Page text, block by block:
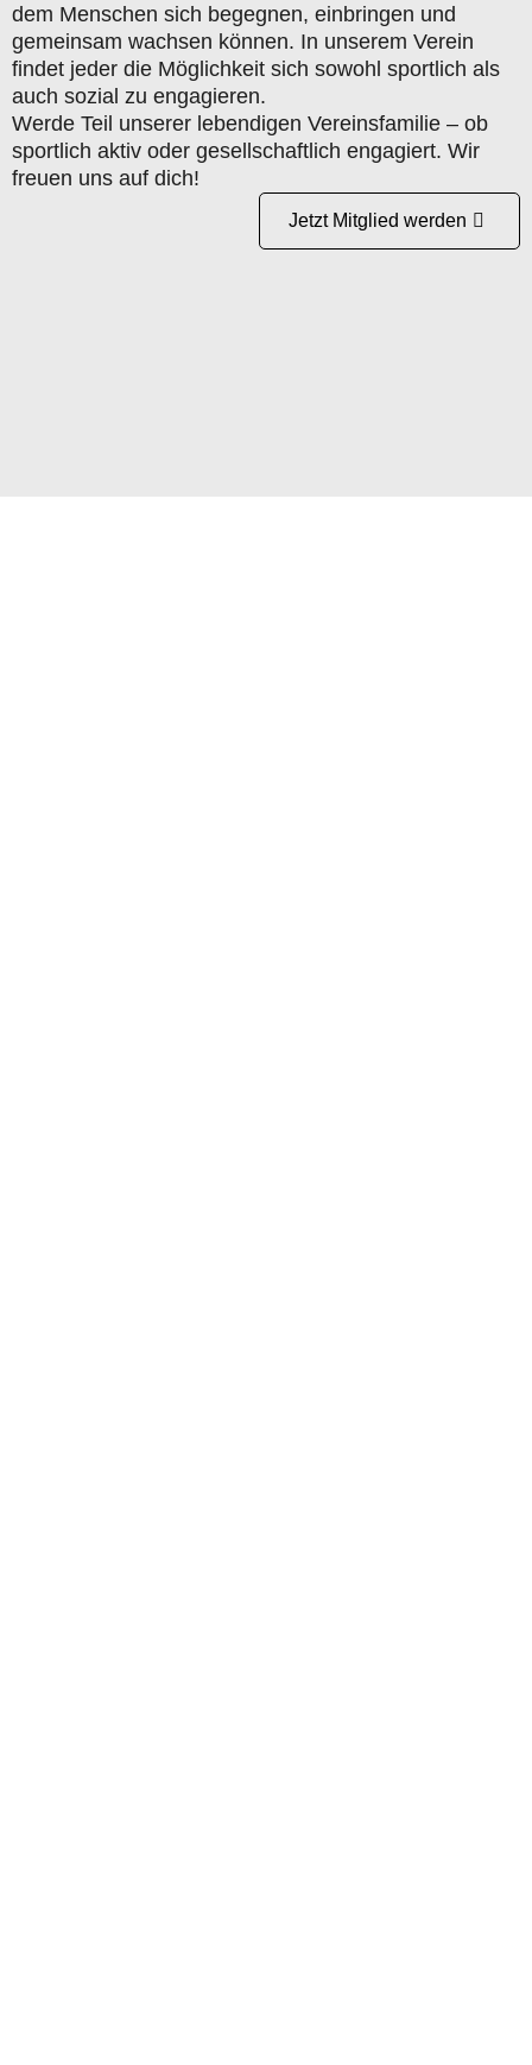
dem Menschen sich begegnen, einbringen und
gemeinsam wachsen können. In unserem Verein
findet jeder die Möglichkeit sich sowohl sportlich als
auch sozial zu engagieren.
Werde Teil unserer lebendigen Vereinsfamilie – ob
sportlich aktiv oder gesellschaftlich engagiert. Wir
freuen uns auf dich!
Jetzt Mitglied werden